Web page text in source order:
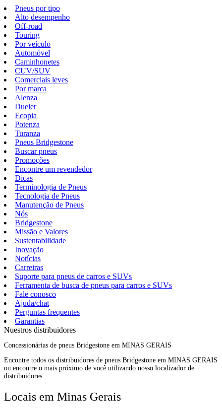
Pneus por tipo
Alto desempenho
Off-road
Touring
Por veículo
Automóvel
Caminhonetes
CUV/SUV
Comerciais leves
Por marca
Alenza
Dueler
Ecopia
Potenza
Turanza
Pneus Bridgestone
Buscar pneus
Promoções
Encontre um revendedor
Dicas
Terminologia de Pneus
Tecnologia de Pneus
Manutenção de Pneus
Nós
Bridgestone
Missão e Valores
Sustentabilidade
Inovação
Notícias
Carreiras
Suporte para pneus de carros e SUVs
Ferramenta de busca de pneus para carros e SUVs
Fale conosco
Ajuda/chat
Perguntas frequentes
Garantias
Nuestros distribuidores
Concessionárias de pneus Bridgestone em MINAS GERAIS
Encontre todos os distribuidores de pneus Bridgestone em MINAS GERAIS
ou encontre o mais próximo de você utilizando nosso localizador de
distribuidores.
Locais em Minas Gerais